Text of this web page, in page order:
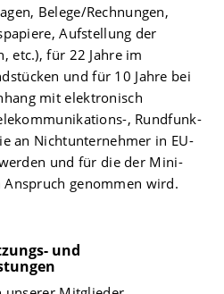
Belege/Rechnungen,
Aufstellung der
etc.), für 22 Jahre im
und für 10 Jahre bei
mit elektronisch
, Rundfunk-
an Nichtunternehmer in EU-
und für die der Mini-
Anspruch genommen wird.
und